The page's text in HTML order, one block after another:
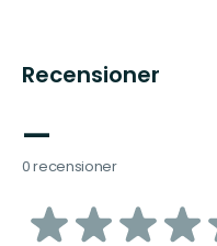
Recensioner
—
0 recensioner
av